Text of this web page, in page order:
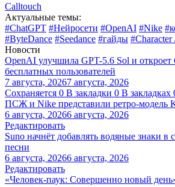
Calltouch
Актуальные темы:
#ChatGPT #Нейросети #OpenAI #Nike
#ByteDance #Seedance #гайды
Новости
OpenAI улучшила GPT-5.6 Sol и откроет
бесплатных пользователей
7 августа, 20267 августа, 2026
Сохраняется 0 В закладки 0 В закладках
ПСЖ и Nike представили ретро-модель
6 августа, 20266 августа, 2026
Редактировать
Suno начнёт добавлять водяные знаки в
песни
6 августа, 20266 августа, 2026
Редактировать
«Человек-паук: Совершенно новый